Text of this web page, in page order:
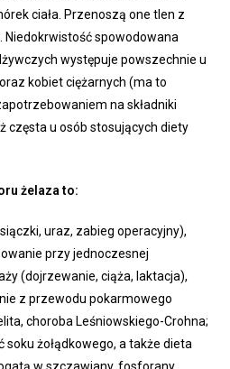
ciała. Przenoszą one tlen z
Niedokrwistość spowodowana
występuje powszechnie u
kobiet ciężarnych (ma to
na składniki
częsta u osób stosujących diety
żelaza to:
uraz, zabieg operacyjny),
przy jednoczesnej
(dojrzewanie, ciąża, laktacja),
z przewodu pokarmowego
choroba Leśniowskiego-Crohna;
żołądkowego, a także dieta